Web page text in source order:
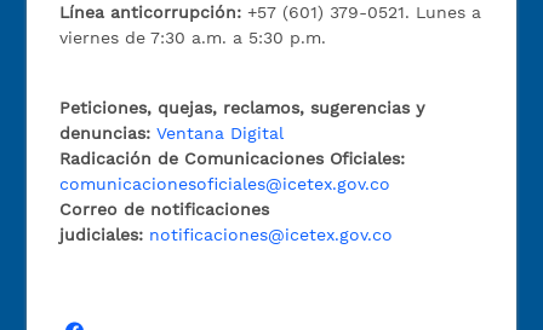
Línea anticorrupción:+57 (601) 379-0521. Lunes a
viernes de 7:30 a.m. a 5:30 p.m.
Peticiones, quejas, reclamos, sugerencias y
denuncias: Ventana Digital
Radicación de Comunicaciones Oficiales:
comunicacionesoficiales@icetex.gov.co
Correo de notificaciones
judiciales: notificaciones@icetex.gov.co